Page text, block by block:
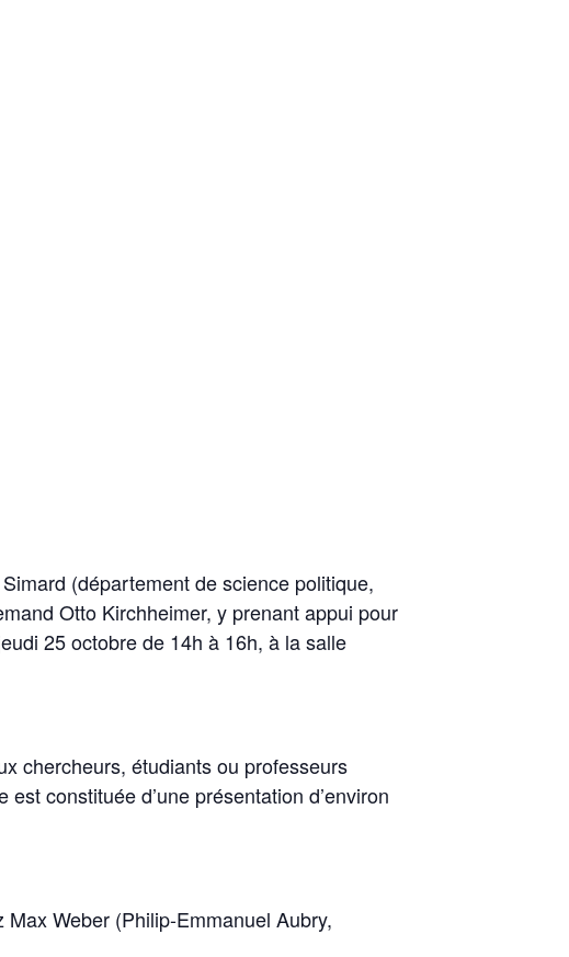
(département de science politique,
Otto Kirchheimer, y prenant appui pour
25 octobre de 14h à 16h, à la salle
chercheurs, étudiants ou professeurs
constituée d’une présentation d’environ
Weber (Philip-Emmanuel Aubry,